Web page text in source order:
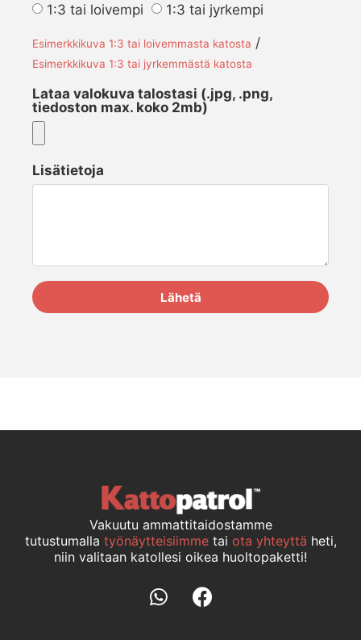
1:3 tai loivempi
1:3 tai jyrkempi
Esimerkkikuva 1:3 tai loivemmasta katosta /
Esimerkkikuva 1:3 tai jyrkemmästä katosta
Lataa valokuva talostasi (.jpg, .png,
tiedoston max. koko 2mb)
Lisätietoja
Lähetä
Vakuutu ammattitaidostamme
tutustumalla työnäytteisiimme tai ota yhteyttä heti,
niin valitaan katollesi oikea huoltopaketti!